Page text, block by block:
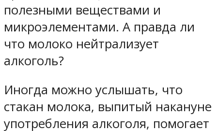
полезными веществами и
микроэлементами. А правда ли
что молоко нейтрализует
алкоголь?
Иногда можно услышать, что
стакан молока, выпитый накануне
употребления алкоголя, помогает